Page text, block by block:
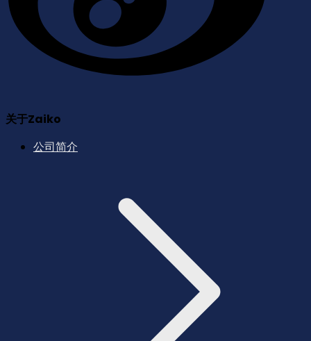
关于Zaiko
公司简介